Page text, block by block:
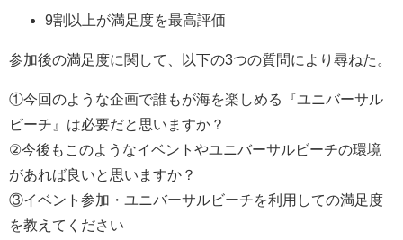
9割以上が満足度を最高評価
参加後の満足度に関して、以下の3つの質問により尋ねた。
①今回のような企画で誰もが海を楽しめる『ユニバーサル
ビーチ』は必要だと思いますか？
②今後もこのようなイベントやユニバーサルビーチの環境
があれば良いと思いますか？
③イベント参加・ユニバーサルビーチを利用しての満足度
を教えてください